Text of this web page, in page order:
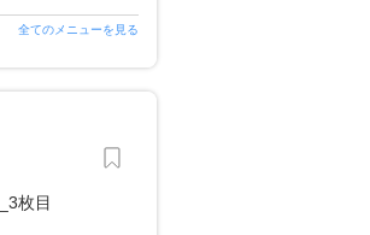
全てのメニューを見る